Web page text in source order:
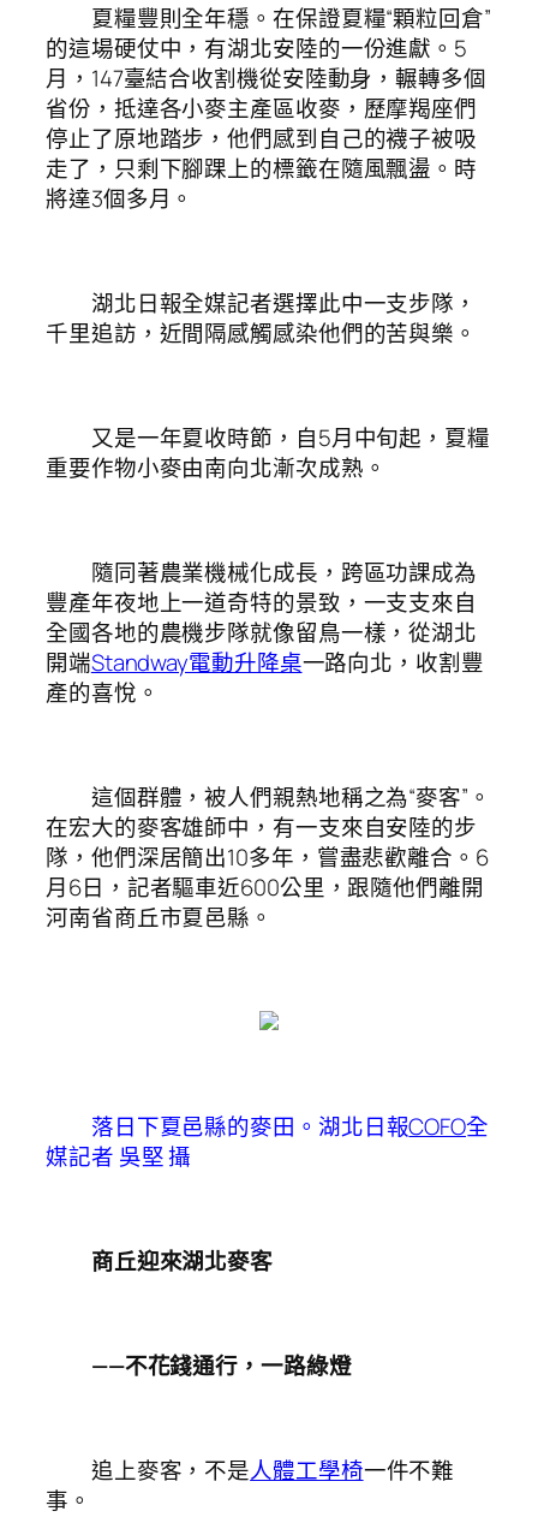
夏糧豐則全年穩。在保證夏糧“顆粒回倉”
的這場硬仗中，有湖北安陸的一份進獻。5
月，147臺結合收割機從安陸動身，輾轉多個
省份，抵達各小麥主產區收麥，歷摩羯座們
停止了原地踏步，他們感到自己的襪子被吸
走了，只剩下腳踝上的標籤在隨風飄盪。時
將達3個多月。
湖北日報全媒記者選擇此中一支步隊，
千里追訪，近間隔感觸感染他們的苦與樂。
又是一年夏收時節，自5月中旬起，夏糧
重要作物小麥由南向北漸次成熟。
隨同著農業機械化成長，跨區功課成為
豐產年夜地上一道奇特的景致，一支支來自
全國各地的農機步隊就像留鳥一樣，從湖北
開端Standway電動升降桌一路向北，收割豐
產的喜悅。
這個群體，被人們親熱地稱之為“麥客”。
在宏大的麥客雄師中，有一支來自安陸的步
隊，他們深居簡出10多年，嘗盡悲歡離合。6
月6日，記者驅車近600公里，跟隨他們離開
河南省商丘市夏邑縣。
落日下夏邑縣的麥田。湖北日報COFO全
媒記者 吳堅 攝
商丘迎來湖北麥客
——不花錢通行，一路綠燈
追上麥客，不是人體工學椅一件不難
事。